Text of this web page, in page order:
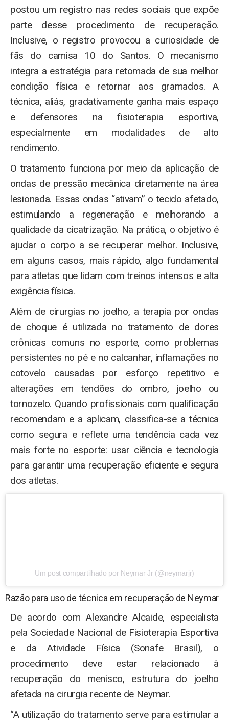
postou um registro nas redes sociais que expõe
parte desse procedimento de recuperação.
Inclusive, o registro provocou a curiosidade de
fãs do camisa 10 do Santos. O mecanismo
integra a estratégia para retomada de sua melhor
condição física e retornar aos gramados. A
técnica, aliás, gradativamente ganha mais espaço
e defensores na fisioterapia esportiva,
especialmente em modalidades de alto
rendimento.
O tratamento funciona por meio da aplicação de
ondas de pressão mecânica diretamente na área
lesionada. Essas ondas “ativam” o tecido afetado,
estimulando a regeneração e melhorando a
qualidade da cicatrização. Na prática, o objetivo é
ajudar o corpo a se recuperar melhor. Inclusive,
em alguns casos, mais rápido, algo fundamental
para atletas que lidam com treinos intensos e alta
exigência física.
Além de cirurgias no joelho, a terapia por ondas
de choque é utilizada no tratamento de dores
crônicas comuns no esporte, como problemas
persistentes no pé e no calcanhar, inflamações no
cotovelo causadas por esforço repetitivo e
alterações em tendões do ombro, joelho ou
tornozelo. Quando profissionais com qualificação
recomendam e a aplicam, classifica-se a técnica
como segura e reflete uma tendência cada vez
mais forte no esporte: usar ciência e tecnologia
para garantir uma recuperação eficiente e segura
dos atletas.
Um post compartilhado por Neymar Jr (@neymarjr)
Razão para uso de técnica em recuperação de Neymar
De acordo com Alexandre Alcaide, especialista
pela Sociedade Nacional de Fisioterapia Esportiva
e da Atividade Física (Sonafe Brasil), o
procedimento deve estar relacionado à
recuperação do menisco, estrutura do joelho
afetada na cirurgia recente de Neymar.
“A utilização do tratamento serve para estimular a